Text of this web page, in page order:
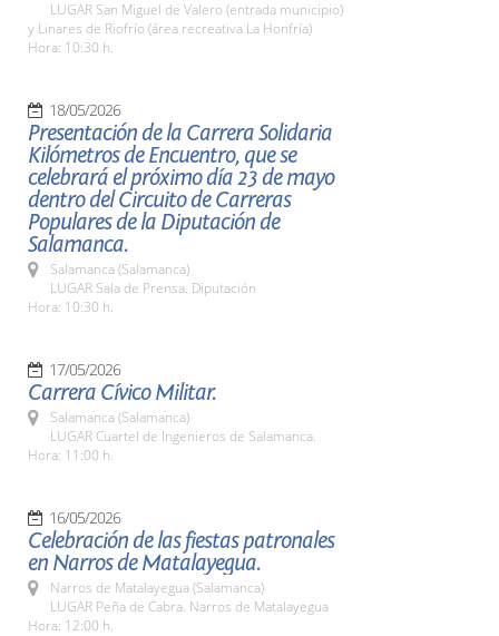
LUGAR San Miguel de Valero (entrada municipio)
y Linares de Riofrío (área recreativa La Honfría)
Hora: 10:30 h.
18/05/2026
Presentación de la Carrera Solidaria
Kilómetros de Encuentro, que se
celebrará el próximo día 23 de mayo
dentro del Circuito de Carreras
Populares de la Diputación de
Salamanca.
Salamanca (Salamanca)
LUGAR Sala de Prensa. Diputación
Hora: 10:30 h.
17/05/2026
Carrera Cívico Militar.
Salamanca (Salamanca)
LUGAR Cuartel de Ingenieros de Salamanca.
Hora: 11:00 h.
16/05/2026
Celebración de las fiestas patronales
en Narros de Matalayegua.
Narros de Matalayegua (Salamanca)
LUGAR Peña de Cabra. Narros de Matalayegua
Hora: 12:00 h.